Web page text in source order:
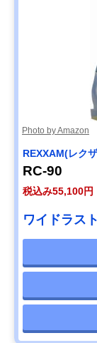
Photo by Amazon
REXXAM(レク
RC-90
税込み55,100円
ワイドラス